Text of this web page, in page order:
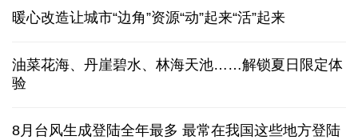
暖心改造让城市“边角”资源“动”起来“活”起来
油菜花海、丹崖碧水、林海天池……解锁夏日限定体
验
8月台风生成登陆全年最多 最常在我国这些地方登陆